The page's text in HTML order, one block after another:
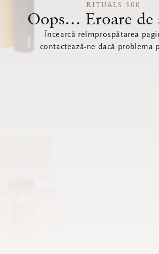
RITUALS 500
Oops… Eroare de
Încearcă reîmprospătarea
contactează-ne dacă problema